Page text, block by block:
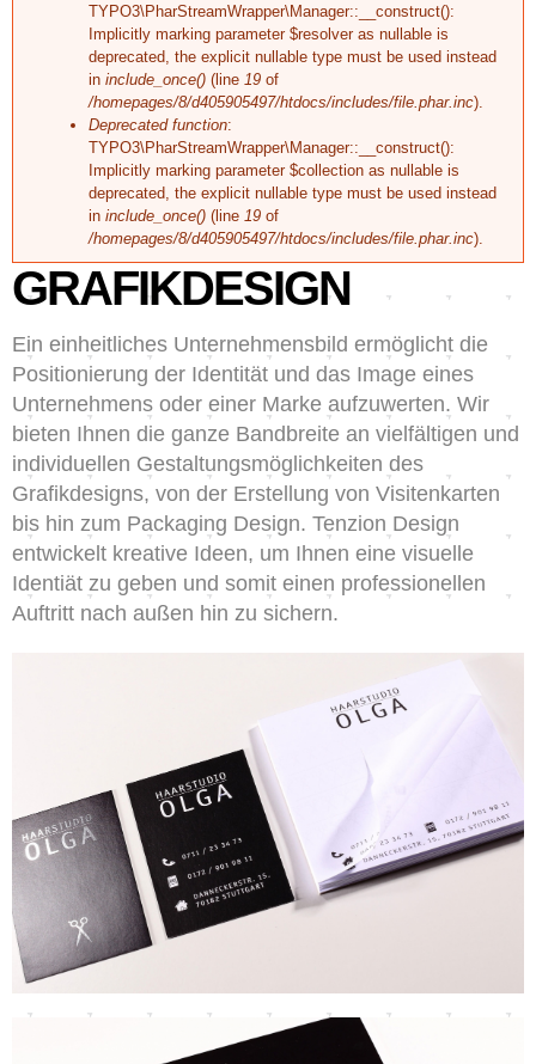
TYPO3\PharStreamWrapper\Manager::__construct():
Implicitly marking parameter $resolver as nullable is
deprecated, the explicit nullable type must be used instead
in include_once() (line 19 of
/homepages/8/d405905497/htdocs/includes/file.phar.inc).
Deprecated function:
TYPO3\PharStreamWrapper\Manager::__construct():
Implicitly marking parameter $collection as nullable is
deprecated, the explicit nullable type must be used instead
in include_once() (line 19 of
/homepages/8/d405905497/htdocs/includes/file.phar.inc).
GRAFIKDESIGN
Ein einheitliches Unternehmensbild ermöglicht die
Positionierung der Identität und das Image eines
Unternehmens oder einer Marke aufzuwerten. Wir
bieten Ihnen die ganze Bandbreite an vielfältigen und
individuellen Gestaltungsmöglichkeiten des
Grafikdesigns, von der Erstellung von Visitenkarten
bis hin zum Packaging Design. Tenzion Design
entwickelt kreative Ideen, um Ihnen eine visuelle
Identiät zu geben und somit einen professionellen
Auftritt nach außen hin zu sichern.